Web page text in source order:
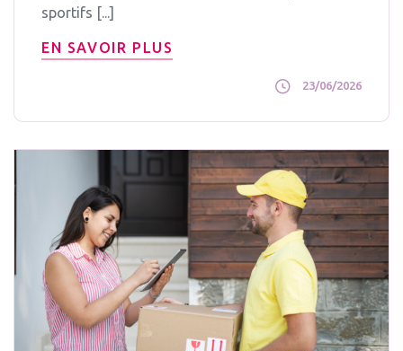
sportifs [...]
EN SAVOIR PLUS
23/06/2026